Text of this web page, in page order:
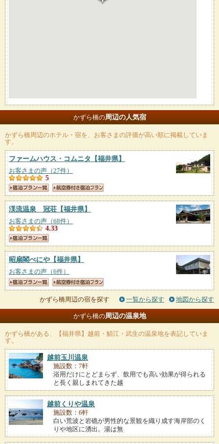
かずら橋の周辺の人気宿
かずら橋周辺のホテル・宿を、お客さまの評価が高い順に掲載していま
す。
ファームハウス・コムニタ 【福井県】
お客さまの声（27件）
5
渓流温泉 冠荘 【福井県】
お客さまの声（68件）
4.33
昭扇閣べにや 【福井県】
お客さまの声（6件）
かずら橋周辺の宿を探す 一覧から探す 地図から探す
かずら橋の周辺の温泉地
かずら橋がある、【福井県】越前・鯖江・武生の温泉地を表記していま
す。
越前玉川温泉
施設数：7軒
浴用だけにとどまらず、飲用でも高い効果が得られる
と長く親しまれてきた越
越前くりや温泉
施設数：6軒
白い荒波と岩礁が男性的な景観を織り成す海岸部のく
りや地区に湧出。湯は無